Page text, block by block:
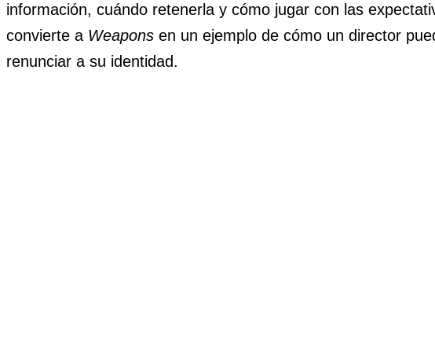
información, cuándo retenerla y cómo jugar con las
convierte a Weapons en un ejemplo de cómo un director
renunciar a su identidad.